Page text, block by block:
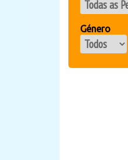
Género